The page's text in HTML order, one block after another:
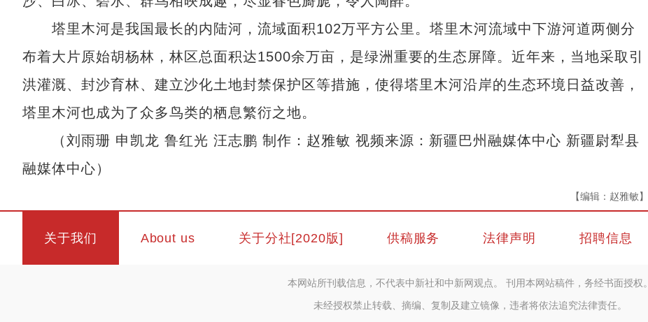
塔里木河是我国最长的内陆河，流域面积102万平方公里。塔里木河流域中下游河道两侧分
布着大片原始胡杨林，林区总面积达1500余万亩，是绿洲重要的生态屏障。近年来，当地采取引
洪灌溉、封沙育林、建立沙化土地封禁保护区等措施，使得塔里木河沿岸的生态环境日益改善，
塔里木河也成为了众多鸟类的栖息繁衍之地。
（刘雨珊 申凯龙 鲁红光 汪志鹏 制作：赵雅敏 视频来源：新疆巴州融媒体中心 新疆尉犁县
融媒体中心）
【编辑：赵雅敏】
关于我们 About us 关于分社[2020版] 供稿服务 法律声明 招聘信息
本网站所刊载信息，不代表中新社和中新网观点。 刊用本网站稿件，务经书面授权。
未经授权禁止转载、摘编、复制及建立镜像，违者将依法追究法律责任。